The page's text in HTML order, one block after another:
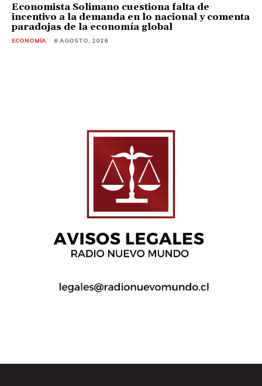
Economista Solimano cuestiona falta de
incentivo a la demanda en lo nacional y comenta
paradojas de la economía global
ECONOMÍA 6 AGOSTO, 2026